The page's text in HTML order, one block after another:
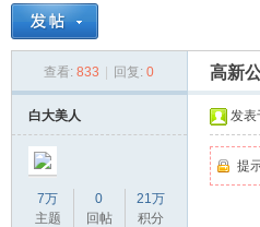
› › ›
查看: 833 回复: 0 高新
白大美人
7万
主题
0
回帖
21万
积分
发表
提